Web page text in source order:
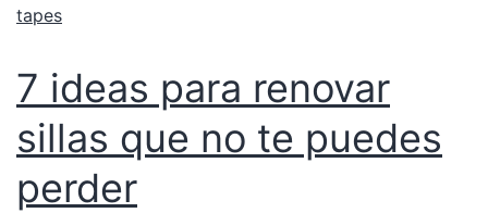
tapes
7 ideas para renovar
sillas que no te puedes
perder